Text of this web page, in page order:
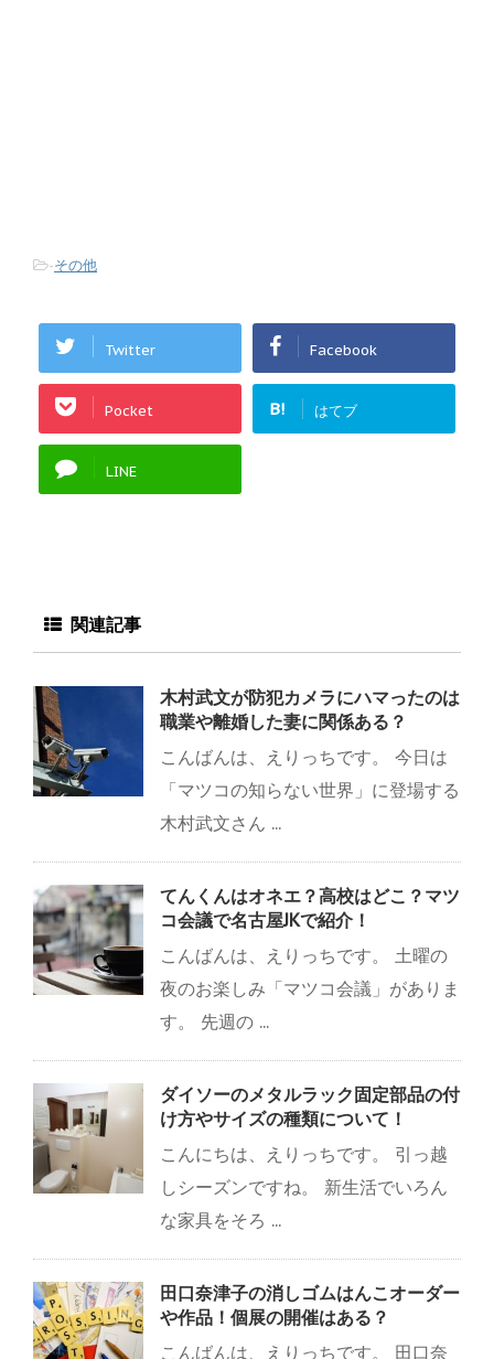
-その他
Twitter Facebook
Pocket B! はてブ
LINE
関連記事
木村武文が防犯カメラにハマったのは
職業や離婚した妻に関係ある？
こんばんは、えりっちです。 今日は
「マツコの知らない世界」に登場する
木村武文さん ...
てんくんはオネエ？高校はどこ？マツ
コ会議で名古屋JKで紹介！
こんばんは、えりっちです。 土曜の
夜のお楽しみ「マツコ会議」がありま
す。 先週の ...
ダイソーのメタルラック固定部品の付
け方やサイズの種類について！
こんにちは、えりっちです。 引っ越
しシーズンですね。 新生活でいろん
な家具をそろ ...
田口奈津子の消しゴムはんこオーダー
や作品！個展の開催はある？
こんばんは、えりっちです。 田口奈